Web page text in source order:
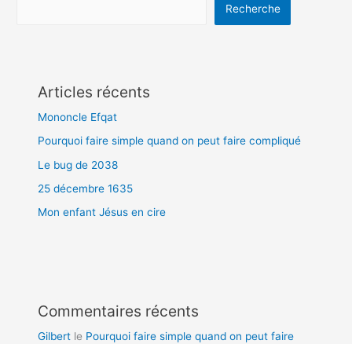
Recherche
Articles récents
Mononcle Efqat
Pourquoi faire simple quand on peut faire compliqué
Le bug de 2038
25 décembre 1635
Mon enfant Jésus en cire
Commentaires récents
Gilbert le Pourquoi faire simple quand on peut faire